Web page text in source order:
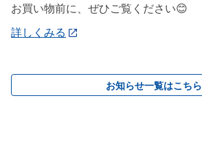
お買い物前に、ぜひご覧ください😊
詳しくみる
お知らせ一覧はこちら